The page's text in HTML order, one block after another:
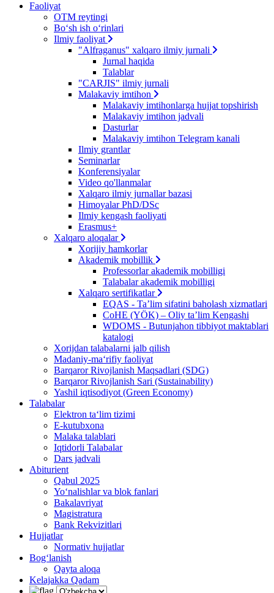
Faoliyat
OTM reytingi
Bo‘sh ish o‘rinlari
Ilmiy faoliyat
"Alfraganus" xalqaro ilmiy jurnali
Jurnal haqida
Talablar
"CARJIS" ilmiy jurnali
Malakaviy imtihon
Malakaviy imtihonlarga hujjat topshirish
Malakaviy imtihon jadvali
Dasturlar
Malakaviy imtihon Telegram kanali
Ilmiy grantlar
Seminarlar
Konferensiyalar
Video qo'llanmalar
Xalqaro ilmiy jurnallar bazasi
Himoyalar PhD/DSc
Ilmiy kengash faoliyati
Erasmus+
Xalqaro aloqalar
Xorijiy hamkorlar
Akademik mobillik
Professorlar akademik mobilligi
Talabalar akademik mobilligi
Xalqaro sertifikatlar
EQAS - Ta’lim sifatini baholash xizmatlari
CoHE (YÖK) – Oliy ta’lim Kengashi
WDOMS - Butunjahon tibbiyot maktablari
katalogi
Xorijdan talabalarni jalb qilish
Madaniy-ma‘rifiy faoliyat
Barqaror Rivojlanish Maqsadlari (SDG)
Barqaror Rivojlanish Sari (Sustainability)
Yashil iqtisodiyot (Green Economy)
Talabalar
Elektron ta‘lim tizimi
E-kutubxona
Malaka talablari
Iqtidorli Talabalar
Dars jadvali
Abiturient
Qabul 2025
Yo‘nalishlar va blok fanlari
Bakalavriyat
Magistratura
Bank Rekvizitlari
Hujjatlar
Normativ hujjatlar
Bog‘lanish
Qayta aloqa
Kelajakka Qadam